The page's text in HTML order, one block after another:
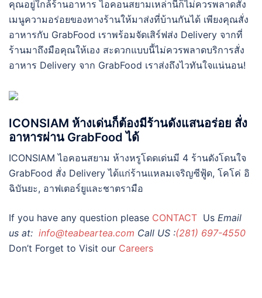
คุณอยู่ใกล้ร้านอาหาร ไอคอนสยามเหล่านี้ก็ไม่ควรพลาดสั่ง
เมนูความอร่อยของทางร้านให้มาส่งที่บ้านกันได้ เพียงคุณสั่ง
อาหารกับ GrabFood เราพร้อมจัดเสิร์ฟส่ง Delivery จากที่
ร้านมาถึงมือคุณให้เอง สะดวกแบบนี้ไม่ควรพลาดบริการสั่ง
อาหาร Delivery จาก GrabFood เราส่งถึงไวทันใจแน่นอน!
ICONSIAM ห้างเด่นก็ต้องมีร้านดังแสนอร่อย สั่ง
อาหารผ่าน GrabFood ได้
ICONSIAM ไอคอนสยาม ห้างหรูโดดเด่นมี 4 ร้านดังโดนใจ
GrabFood สั่ง Delivery ได้แก่ร้านแหลมเจริญซีฟู้ด, โคโค่ อิ
ฉิบันยะ, อาฟเตอร์ยูและชาตรามือ
If you have any question please CONTACT Us Email
us at: info@teabeartea.com Call US :(281) 697-4550
Don’t Forget to Visit our Careers